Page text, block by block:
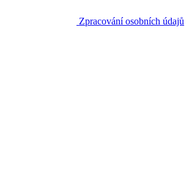
Zpracování osobních údajů